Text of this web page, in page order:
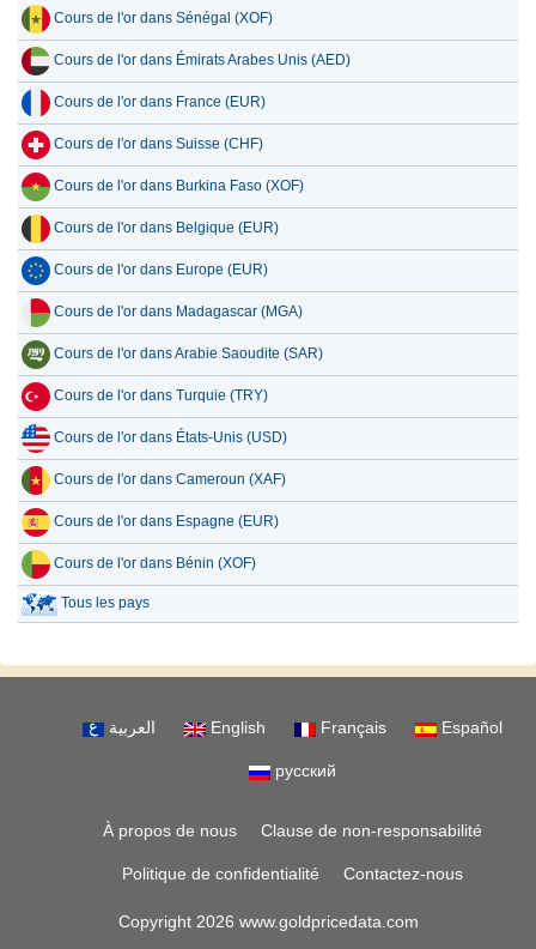
Cours de l'or dans Sénégal (XOF)
Cours de l'or dans Émirats Arabes Unis (AED)
Cours de l'or dans France (EUR)
Cours de l'or dans Suisse (CHF)
Cours de l'or dans Burkina Faso (XOF)
Cours de l'or dans Belgique (EUR)
Cours de l'or dans Europe (EUR)
Cours de l'or dans Madagascar (MGA)
Cours de l'or dans Arabie Saoudite (SAR)
Cours de l'or dans Turquie (TRY)
Cours de l'or dans États-Unis (USD)
Cours de l'or dans Cameroun (XAF)
Cours de l'or dans Espagne (EUR)
Cours de l'or dans Bénin (XOF)
Tous les pays
العربية English Français Español
русский
À propos de nous Clause de non-responsabilité
Politique de confidentialité Contactez-nous
Copyright 2026 www.goldpricedata.com